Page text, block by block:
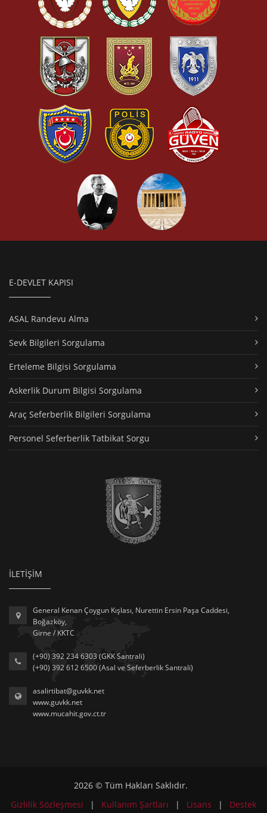
E-DEVLET KAPISI
ASAL Randevu Alma
Sevk Bilgileri Sorgulama
Erteleme Bilgisi Sorgulama
Askerlik Durum Bilgisi Sorgulama
Araç Seferberlik Bilgileri Sorgulama
Personel Seferberlik Tatbikat Sorgu
İLETİŞİM
General Kenan Çoygun Kışlası, Nurettin Ersin Paşa Caddesi,
Boğazköy,
Girne / KKTC
(+90) 392 234 6303 (GKK Santrali)
(+90) 392 612 6500 (Asal ve Seferberlik Santrali)
asalirtibat@guvkk.net
www.guvkk.net
www.mucahit.gov.ct.tr
2026 © Tüm Hakları Saklıdır.
Gizlilik Sözleşmesi
| Kullanım Şartları | Lisans | Destek